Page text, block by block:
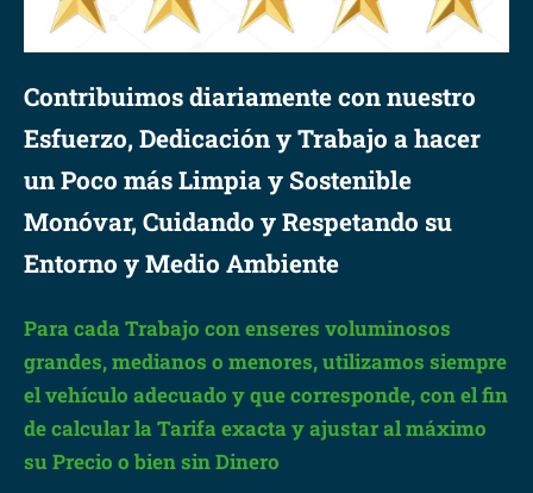
Contribuimos diariamente con nuestro
Esfuerzo, Dedicación y Trabajo a hacer
un Poco más Limpia y Sostenible
Monóvar, Cuidando y Respetando su
Entorno y Medio Ambiente
Para cada Trabajo con enseres voluminosos
grandes, medianos o menores, utilizamos siempre
el vehículo adecuado y que corresponde, con el fin
de calcular la Tarifa exacta y ajustar al máximo
su Precio o bien sin Dinero